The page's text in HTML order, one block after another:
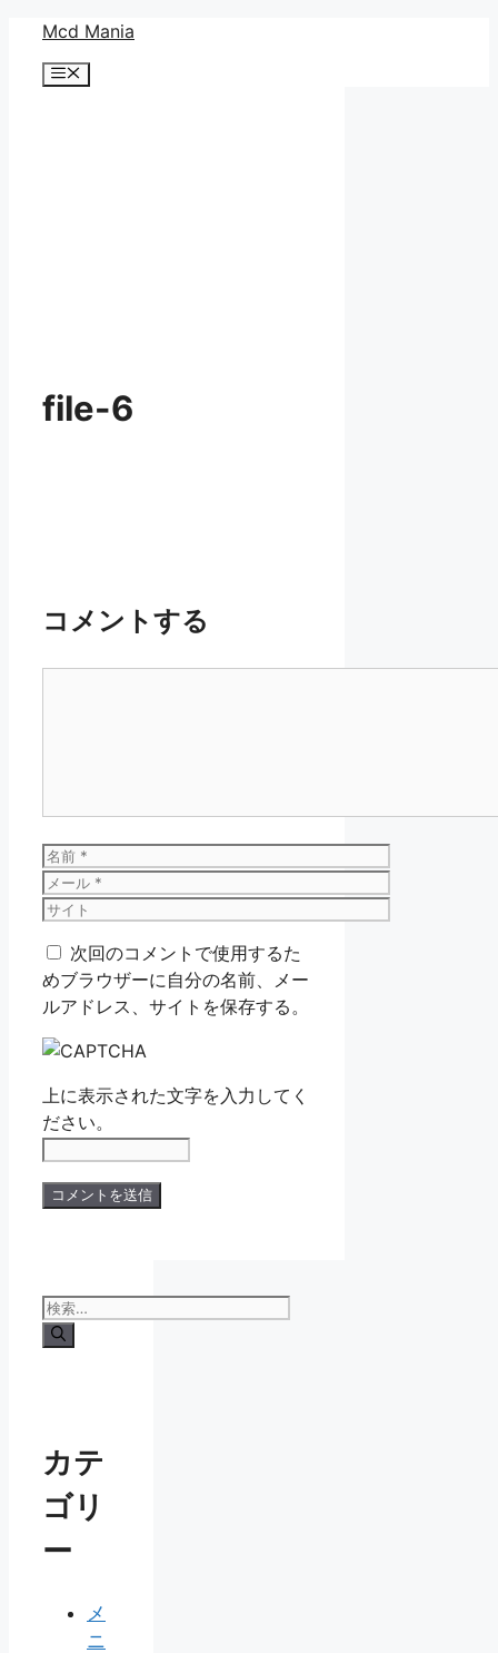
Mcd Mania
メ
file-6
コメントする
名
前
メ
ー
サ
ト 次回のコメントで使用するた
めブラウザーに自分の名前、メー
ルアドレス、サイトを保存する。
上に表示された文字を入力してく
ださい。
検
索:
カテ
ゴリ
ー
メ
ニ